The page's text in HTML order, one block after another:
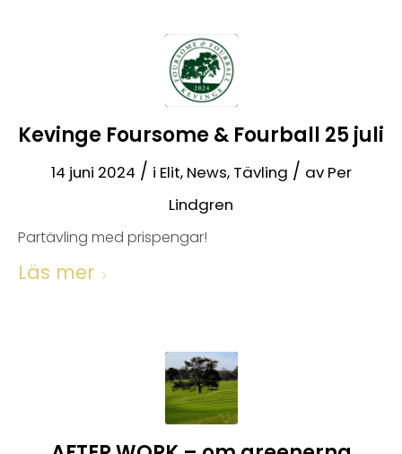
Kevinge Foursome & Fourball 25 juli
14 juni 2024 / i Elit, News, Tävling / av Per
Lindgren
Partävling med prispengar!
Läs mer